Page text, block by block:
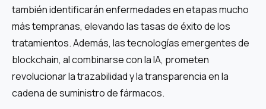
también identificarán enfermedades en etapas mucho
más tempranas, elevando las tasas de éxito de los
tratamientos. Además, las tecnologías emergentes de
blockchain, al combinarse con la IA, prometen
revolucionar la trazabilidad y la transparencia en la
cadena de suministro de fármacos.